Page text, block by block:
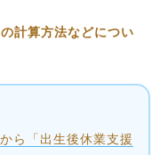
計算方法などについ
ら「出生後休業支援